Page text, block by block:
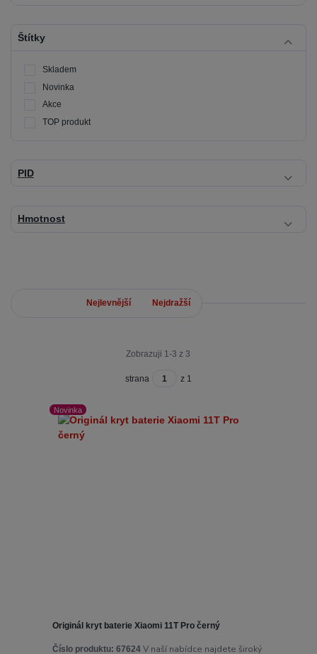
Štítky
Skladem
Novinka
Akce
TOP produkt
PID
Hmotnost
Nejlevnější Nejdražší
Zobrazuji 1-3 z 3
strana z 1
Novinka
Originál kryt baterie Xiaomi 11T Pro černý
Číslo produktu: 67624V naší nabídce najdete široký